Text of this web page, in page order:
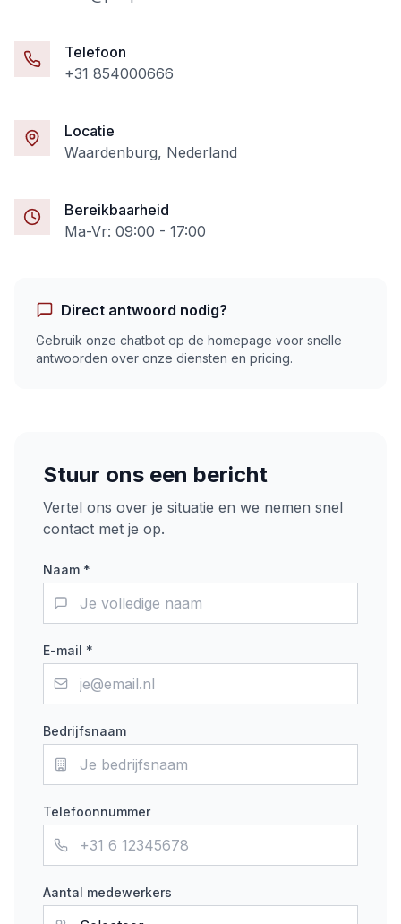
Telefoon
+31 854000666
Locatie
Waardenburg, Nederland
Bereikbaarheid
Ma-Vr: 09:00 - 17:00
Direct antwoord nodig?
Gebruik onze chatbot op de homepage voor snelle
antwoorden over onze diensten en pricing.
Stuur ons een bericht
Vertel ons over je situatie en we nemen snel
contact met je op.
Naam *
E-mail *
Bedrijfsnaam
Telefoonnummer
Aantal medewerkers